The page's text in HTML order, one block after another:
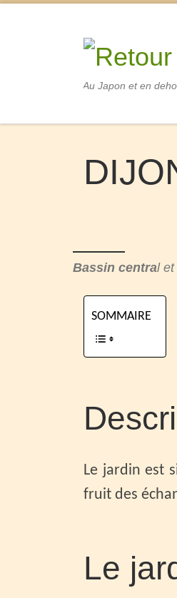
Au Japon et en
Bassin central et
SOMMAIRE
Le jardin est
fruit des
Le